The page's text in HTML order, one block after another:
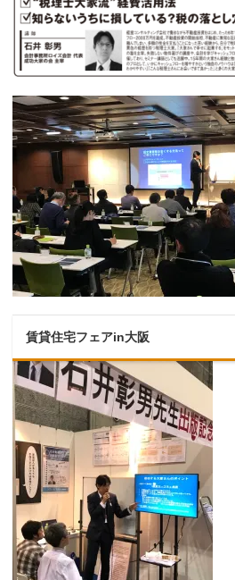
賃貸住宅フェアin大阪